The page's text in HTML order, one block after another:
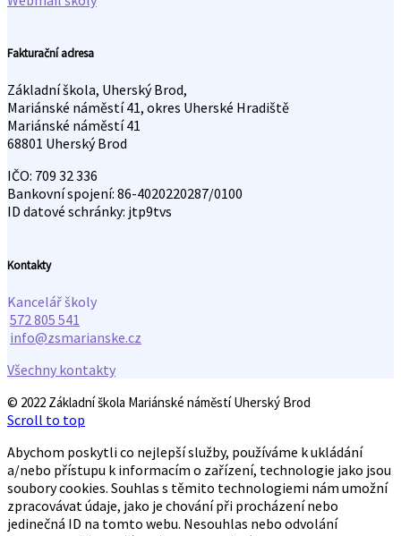
Fakturační adresa
Základní škola, Uherský Brod,
Mariánské náměstí 41, okres Uherské Hradiště
Mariánské náměstí 41
68801 Uherský Brod
IČO: 709 32 336
Bankovní spojení: 86-4020220287/0100
ID datové schránky: jtp9tvs
Kontakty
Kancelář školy
572 805 541
info@zsmarianske.cz
Všechny kontakty
© 2022 Základní škola Mariánské náměstí Uherský Brod
Scroll to top
Abychom poskytli co nejlepší služby, používáme k ukládání
a/nebo přístupu k informacím o zařízení, technologie jako jsou
soubory cookies. Souhlas s těmito technologiemi nám umožní
zpracovávat údaje, jako je chování při procházení nebo
jedinečná ID na tomto webu. Nesouhlas nebo odvolání